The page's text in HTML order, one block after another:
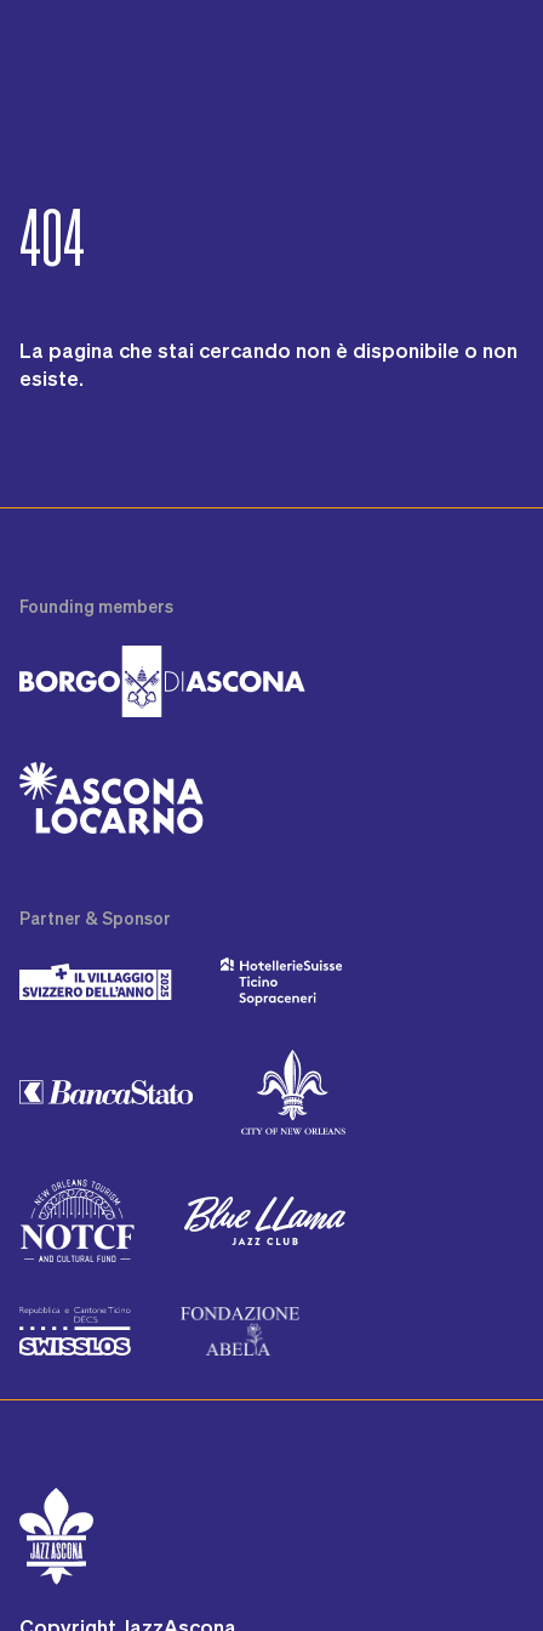
404
La pagina che stai cercando non è disponibile o non
esiste.
Founding members
Partner & Sponsor
Copyright JazzAscona